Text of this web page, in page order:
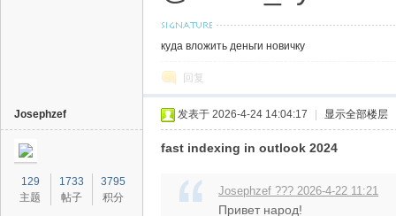
куда вложить деньги новичку
回复
Josephzef
129
主题
1733
帖子
3795
积分
发表于 2026-4-24 14:04:17 显示全部楼层
fast indexing in outlook 2024
Josephzef ??? 2026-4-22 11:21
Привет народ!